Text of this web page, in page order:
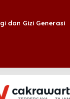
dan Gizi Generasi